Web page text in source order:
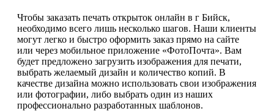
Чтобы заказать печать открыток онлайн в г Бийск,
необходимо всего лишь несколько шагов. Наши клиенты
могут легко и быстро оформить заказ прямо на сайте
или через мобильное приложение «ФотоПочта». Вам
будет предложено загрузить изображения для печати,
выбрать желаемый дизайн и количество копий. В
качестве дизайна можно использовать свои изображения
или фотографии, либо выбрать один из наших
профессионально разработанных шаблонов.